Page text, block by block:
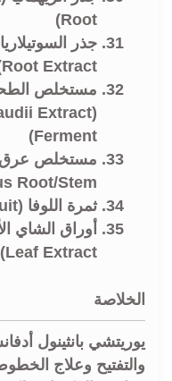
Root)
Root Extract)
مستخلص
Extract
Ferment)
Root/Stem)
ثمرة اللوفا (Luffa Cylindrica Fruit)
Leaf Extract)
الخلاصة
يوريتشي بانثينول
والتفتيح وعلاج